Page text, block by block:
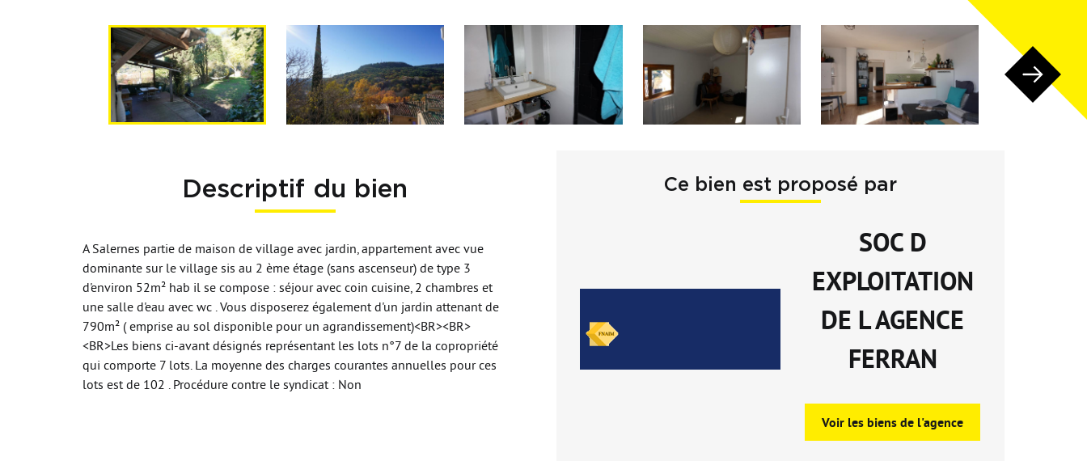
Descriptif du bien
A Salernes partie de maison de village avec jardin, appartement avec vue
dominante sur le village sis au 2 ème étage (sans ascenseur) de type 3
d'environ 52m² hab il se compose : séjour avec coin cuisine, 2 chambres et
une salle d'eau avec wc . Vous disposerez également d'un jardin attenant de
790m² ( emprise au sol disponible pour un agrandissement)<BR><BR>
<BR>Les biens ci-avant désignés représentant les lots n°7 de la copropriété
qui comporte 7 lots. La moyenne des charges courantes annuelles pour ces
lots est de 102 . Procédure contre le syndicat : Non
Ce bien est proposé par
SOC D
EXPLOITATION
DE L AGENCE
FERRAN
Voir les biens de l'agence